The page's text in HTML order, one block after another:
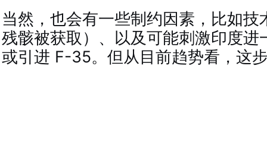
当然，也会有一些制约因素，比如技
残骸被获取）、以及可能刺激印度
或引进 F-35。但从目前趋势看，这